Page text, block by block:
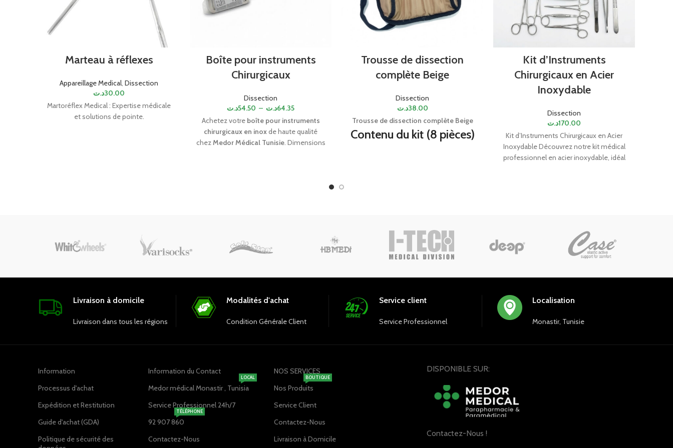
Marteau à réflexes
Appareillage Medical, Dissection
30.00د.ت
Martoréflex Medical : Expertise médicale
et solutions de pointe.
Boîte pour instruments
Chirurgicaux
Dissection
54.50د.ت – 64.35د.ت
Achetez votre boîte pour instruments
chirurgicaux en inoxde haute qualité
chezMedor Médical Tunisie. Dimensions
Trousse de dissection
complète Beige
Dissection
38.00د.ت
Trousse de dissection complète Beige
Contenu du kit (8 pièces)
Bistouri métallique + lame jetable
Tube de lames stériles
Pochette en tissu beige avec bordure
Kit d’Instruments
Chirurgicaux en Acier
Inoxydable
Dissection
170.00د.ت
Kit d’Instruments Chirurgicaux en Acier
Inoxydable Découvrez notre kit médical
professionnel en acier inoxydable, idéal
Livraison à domicile
Livraison dans tous les régions
Modalités d'achat
Condition Générale Client
Service client
Service Professionnel
Localisation
Monastir, Tunisie
Information
Processus d'achat
Expédition et Restitution
Guide d'achat (GDA)
Politique de sécurité des
Information du Contact
Medor médical Monastir , Tunisia
LOCAL
Service Professionnel 24h/7
92 907 860
TÉLÉPHONE
Contactez-Nous
NOS SERVICES
Nos Produits
BOUTIQUE
Service Client
Contactez-Nous
Livraison à Domicile
DISPONIBLE SUR:
Contactez-Nous !